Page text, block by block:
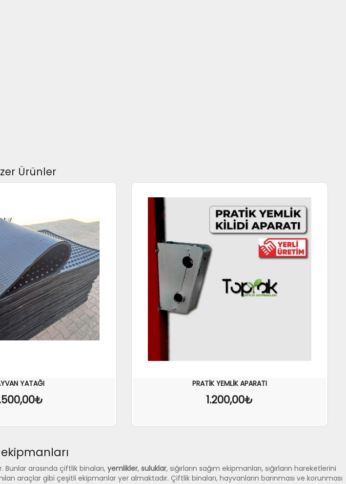
Ürünler
YATAĞI
İNCELE
PRATİK YEMLİK APARATI
1.200,00₺
SEPETE EKLE İNCELE
Bunlar arasında çiftlik binaları, yemlikler, suluklar, sığırların sağım ekipmanları, sığırların hareketlerini
araçlar gibi çeşitli ekipmanlar yer almaktadır. Çiftlik binaları, hayvanların barınması ve korunması